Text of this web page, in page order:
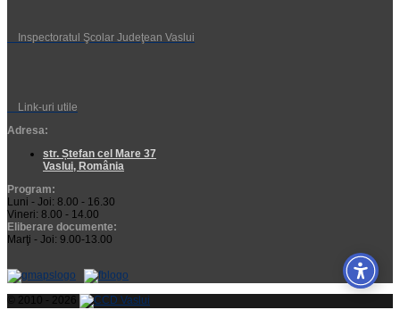
Inspectoratul Şcolar Judeţean Vaslui
Link-uri utile
Adresa:
str. Ștefan cel Mare 37
Vaslui, România
Program:
Luni - Joi: 8.00 - 16.30
Vineri: 8.00 - 14.00
Eliberare documente:
Marţi - Joi: 9.00-13.00
© 2010 - 2026